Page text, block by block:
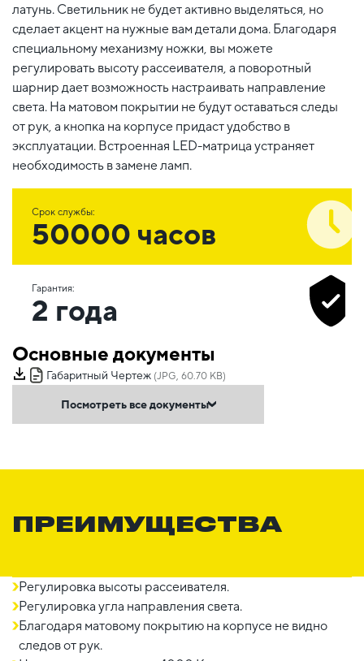
латунь. Светильник не будет активно выделяться, но
сделает акцент на нужные вам детали дома. Благодаря
специальному механизму ножки, вы можете
регулировать высоту рассеивателя, а поворотный
шарнир дает возможность настраивать направление
света. На матовом покрытии не будут оставаться следы
от рук, а кнопка на корпусе придаст удобство в
эксплуатации. Встроенная LED-матрица устраняет
необходимость в замене ламп.
Срок службы:
50000 часов
Гарантия:
2 года
Основные документы
Габаритный Чертеж (JPG, 60.70 KB)
Посмотреть все документы
ПРЕИМУЩЕСТВА
Регулировка высоты рассеивателя.
Регулировка угла направления света.
Благодаря матовому покрытию на корпусе не видно
следов от рук.